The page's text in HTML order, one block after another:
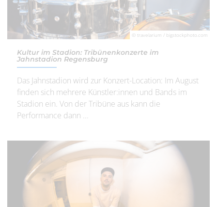
© travelarium / bigstockphoto.com
Kultur im Stadion: Tribünenkonzerte im
Jahnstadion Regensburg
Das Jahnstadion wird zur Konzert-Location: Im August
finden sich mehrere Künstler:innen und Bands im
Stadion ein. Von der Tribüne aus kann die
Performance dann ...